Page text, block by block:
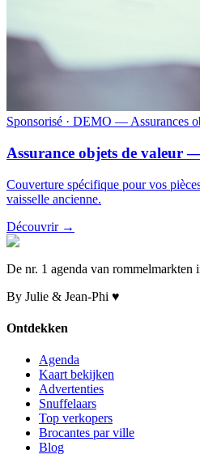
Sponsorisé · DEMO — Assurances
Assurance objets de valeur
Couverture spécifique pour vos
vaisselle ancienne.
Découvrir →
De nr. 1 agenda van rommelmarkten
By Julie & Jean-Phi ♥
Ontdekken
Agenda
Kaart bekijken
Advertenties
Snuffelaars
Top verkopers
Brocantes par ville
Blog